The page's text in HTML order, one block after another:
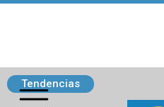
Tendencias